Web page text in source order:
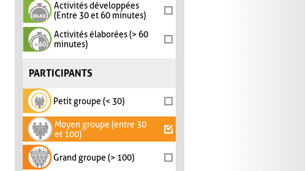
Activités développées
(Entre 30 et 60 minutes)
Activités élaborées (> 60
minutes)
PARTICIPANTS
Petit groupe (< 30)
Moyen groupe (entre 30
et 100)
Grand groupe (> 100)